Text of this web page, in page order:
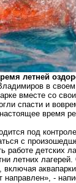
летней
в
вместе со
спасти и
время
под
с
детских
летних
-